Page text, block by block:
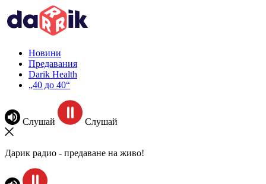
Новини
Предавания
Darik Health
„40 до 40“
Слушай Слушай
Дарик радио - предаване на живо!